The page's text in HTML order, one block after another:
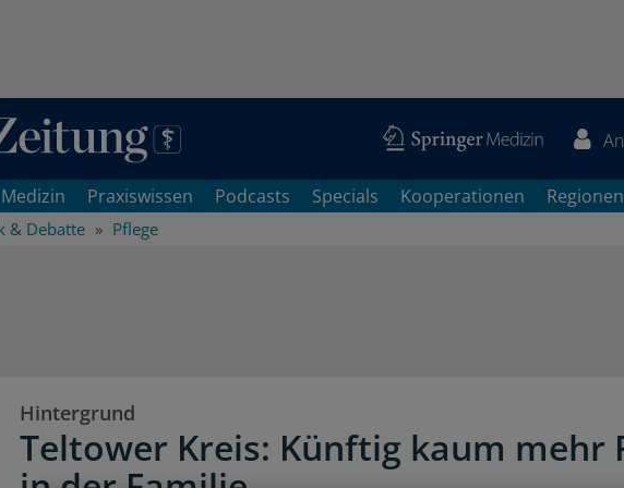
Medizin Praxiswissen Podcasts Specials Kooperationen Regionen
& Debatte Pflege
Hintergrund
Teltower Kreis: Künftig kaum mehr